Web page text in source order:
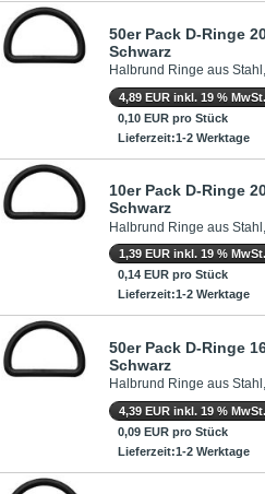
50er Pack D-Ringe
Schwarz
Halbrund Ringe aus
4,89 EUR inkl. 19 % MwSt.
0,10 EUR pro Stück
Lieferzeit:1-2 Werktage
10er Pack D-Ringe
Schwarz
Halbrund Ringe aus
1,39 EUR inkl. 19 % MwSt.
0,14 EUR pro Stück
Lieferzeit:1-2 Werktage
50er Pack D-Ringe
Schwarz
Halbrund Ringe aus
4,39 EUR inkl. 19 % MwSt.
0,09 EUR pro Stück
Lieferzeit:1-2 Werktage